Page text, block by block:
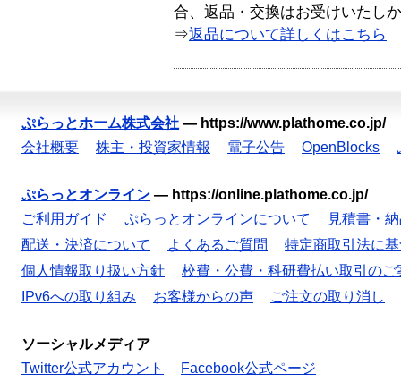
合、返品・交換はお受けいたし
⇒返品について詳しくはこちら
ぷらっとホーム株式会社 — https://www.plathome.co.jp/
会社概要
株主・投資家情報 電子公告 OpenBlocks
ぷらっとオンライン — https://online.plathome.co.jp/
ご利用ガイド
ぷらっとオンラインについて
見積書・
配送・決済について
よくあるご質問
特定商取引法に
個人情報取り扱い方針
校費・公費・科研費払い取引のご
IPv6への取り組み
お客様からの声 ご注文の取り消し
ソーシャルメディア
Twitter公式アカウント
Facebook公式ページ